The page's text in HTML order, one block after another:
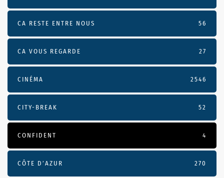
CA RESTE ENTRE NOUS 56
CA VOUS REGARDE 27
CINÉMA 2546
CITY-BREAK 52
CONFIDENT 4
CÔTE D’AZUR 270